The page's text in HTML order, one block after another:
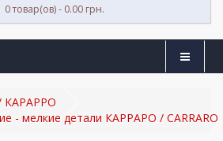
0 товар(ов) - 0.00 грн.
/ КАРАРРО
- мелкие детали КАРРАРО / CARRARO